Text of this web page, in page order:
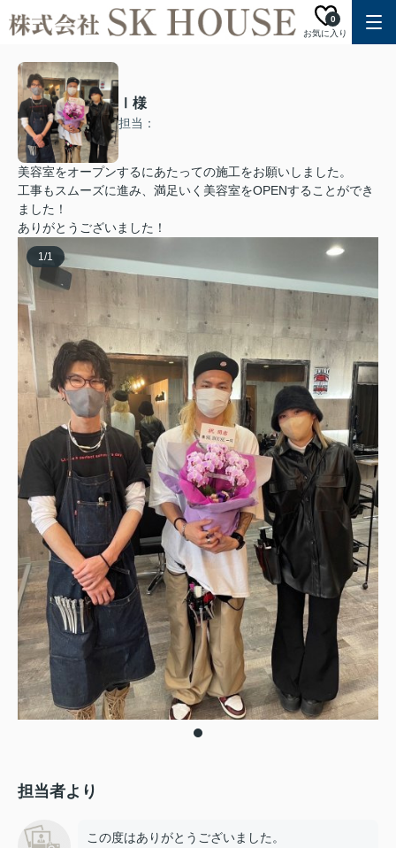
お気に入り
0
Ⅰ様
担当：
美容室をオープンするにあたっての施工をお願いしました。
工事もスムーズに進み、満足いく美容室をOPENすることができ
ました！
ありがとうございました！
1/1
担当者より
この度はありがとうございました。